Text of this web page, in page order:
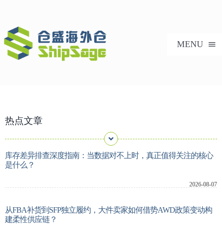
内
容
MENU
海外仓服务
热点文章
库存差异排查深度指南：当数据对不上时，真正值得关注的核心
是什么？
2026-08-07
从FBA补货到SFP独立履约，大件卖家如何借势AWD政策变动构
建柔性供应链？